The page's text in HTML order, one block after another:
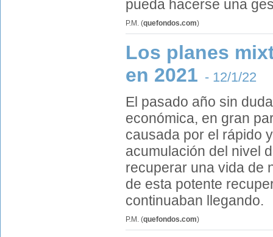
pueda hacerse una
P.M. (quefondos.com)
Los planes
en 2021 - 12/1/22
El pasado año sin
económica, en gran
causada por el rápido
acumulación del nivel
recuperar una vida de
de esta potente
continuaban llegando.
P.M. (quefondos.com)